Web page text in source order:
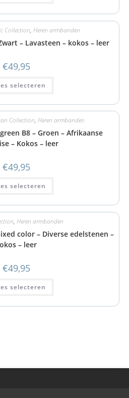
Collection, Heren armbanden
– Lavasteen – kokos – leer
€49,95
selecteren
Collection, Heren armbanden
B8 – Groen – Afrikaanse
– Kokos – leer
€49,95
selecteren
, Heren armbanden
color – Diverse edelstenen –
– leer
€49,95
selecteren